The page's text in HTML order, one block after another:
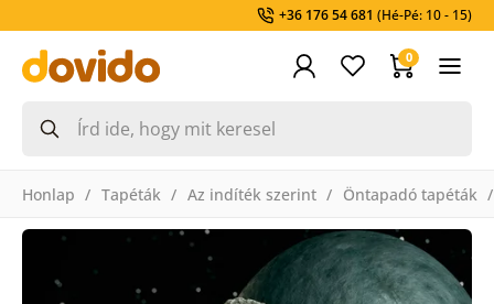
+36 176 54 681 (Hé-Pé: 10 - 15)
0
Honlap Tapéták Az indíték szerint Öntapadó tapéták